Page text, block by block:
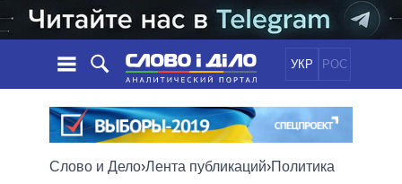
УКР РОС
НОВОСТИ
Слово и Дело›Лента публикаций›Политика